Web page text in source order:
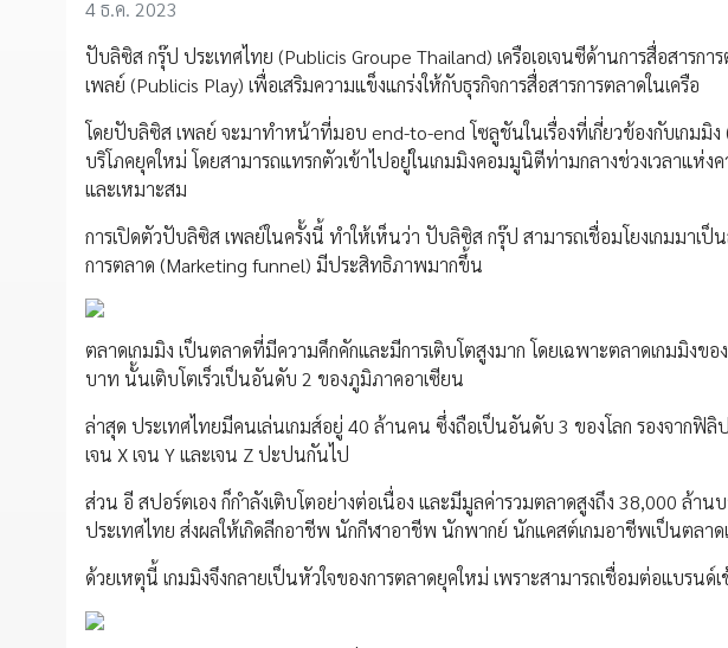
4 ธ.ค. 2023
ปับลิซิส กรุ๊ป ประเทศไทย (Publicis Groupe Thailand) เครือเอเจนซีด้านการสื่อสาร
เพลย์ (Publicis Play) เพื่อเสริมความแข็งแกร่งให้กับธุรกิจการสื่อสารการตลาดในเครือ
โดยปับลิซิส เพลย์ จะมาทำหน้าที่มอบ end-to-end โซลูชันในเรื่องที่เกี่ยวข้องกับเกมมิ
บริโภคยุคใหม่ โดยสามารถแทรกตัวเข้าไปอยู่ในเกมมิงคอมมูนิตีท่ามกลางช่วงเวลาแห่
และเหมาะสม
การเปิดตัวปับลิซิส เพลย์ในครั้งนี้ ทำให้เห็นว่า ปับลิซิส กรุ๊ป สามารถเชื่อมโยงเกมมาเ
การตลาด (Marketing funnel) มีประสิทธิภาพมากขึ้น
ตลาดเกมมิง เป็นตลาดที่มีความคึกคักและมีการเติบโตสูงมาก โดยเฉพาะตลาดเกมมิงข
บาท นั้นเติบโตเร็วเป็นอันดับ 2 ของภูมิภาคอาเซียน
ล่าสุด ประเทศไทยมีคนเล่นเกมส์อยู่ 40 ล้านคน ซึ่งถือเป็นอันดับ 3 ของโลก รองจากฟิ
เจน X เจน Y และเจน Z ปะปนกันไป
ส่วน อี สปอร์ตเอง ก็กำลังเติบโตอย่างต่อเนื่อง และมีมูลค่ารวมตลาดสูงถึง 38,000 ล้
ประเทศไทย ส่งผลให้เกิดลีกอาชีพ นักกีฬาอาชีพ นักพากย์ นักแคสต์เกมอาชีพเป็นตลาด
ด้วยเหตุนี้ เกมมิงจึงกลายเป็นหัวใจของการตลาดยุคใหม่ เพราะสามารถเชื่อมต่อแบรนด์